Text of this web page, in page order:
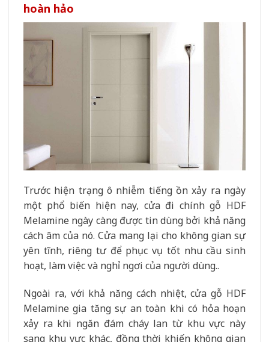
hoàn hảo
Trước hiện trạng ô nhiễm tiếng ồn xảy ra ngày
một phổ biến hiện nay, cửa đi chính gỗ HDF
Melamine ngày càng được tin dùng bởi khả năng
cách âm của nó. Cửa mang lại cho không gian sự
yên tĩnh, riêng tư để phục vụ tốt nhu cầu sinh
hoạt, làm việc và nghỉ ngơi của người dùng..
Ngoài ra, với khả năng cách nhiệt, cửa gỗ HDF
Melamine gia tăng sự an toàn khi có hỏa hoạn
xảy ra khi ngăn đám cháy lan từ khu vực này
sang khu vực khác, đồng thời khiến không gian